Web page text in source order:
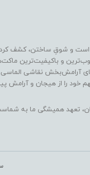
و شوقِ ساختن، کشف
و باکیفیت‌ترین
آرامش‌بخش نقاشی الماسی
خود را از هیجان و آرامش
تعهد همیشگی ما به